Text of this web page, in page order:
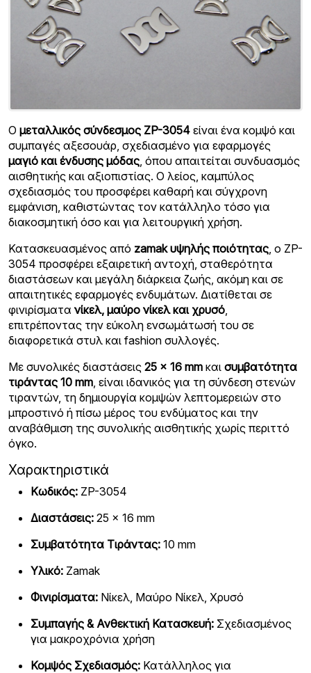
Ο μεταλλικός σύνδεσμος ZP-3054 είναι ένα κομψό και
συμπαγές αξεσουάρ, σχεδιασμένο για εφαρμογές
μαγιό και ένδυσης μόδας, όπου απαιτείται συνδυασμός
αισθητικής και αξιοπιστίας. Ο λείος, καμπύλος
σχεδιασμός του προσφέρει καθαρή και σύγχρονη
εμφάνιση, καθιστώντας τον κατάλληλο τόσο για
διακοσμητική όσο και για λειτουργική χρήση.
Κατασκευασμένος από zamak υψηλής ποιότητας, ο ZP-
3054 προσφέρει εξαιρετική αντοχή, σταθερότητα
διαστάσεων και μεγάλη διάρκεια ζωής, ακόμη και σε
απαιτητικές εφαρμογές ενδυμάτων. Διατίθεται σε
φινιρίσματα νίκελ, μαύρο νίκελ και χρυσό,
επιτρέποντας την εύκολη ενσωμάτωσή του σε
διαφορετικά στυλ και fashion συλλογές.
Με συνολικές διαστάσεις 25 × 16 mm και συμβατότητα
τιράντας 10 mm, είναι ιδανικός για τη σύνδεση στενών
τιραντών, τη δημιουργία κομψών λεπτομερειών στο
μπροστινό ή πίσω μέρος του ενδύματος και την
αναβάθμιση της συνολικής αισθητικής χωρίς περιττό
όγκο.
Χαρακτηριστικά
Κωδικός: ZP-3054
Διαστάσεις: 25 × 16 mm
Συμβατότητα Τιράντας: 10 mm
Υλικό: Zamak
Φινιρίσματα: Νίκελ, Μαύρο Νίκελ, Χρυσό
Συμπαγής & Ανθεκτική Κατασκευή: Σχεδιασμένος
για μακροχρόνια χρήση
Κομψός Σχεδιασμός: Κατάλληλος για